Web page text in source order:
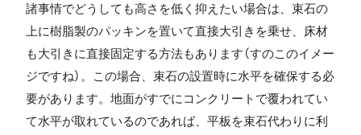
諸事情でどうしても高さを低く抑えたい場合は、束石の
上に樹脂製のパッキンを置いて直接大引きを乗せ、床材
も大引きに直接固定する方法もあります（すのこのイメー
ジですね）。この場合、束石の設置時に水平を確保する必
要があります。地面がすでにコンクリートで覆われてい
て水平が取れているのであれば、平板を束石代わりに利